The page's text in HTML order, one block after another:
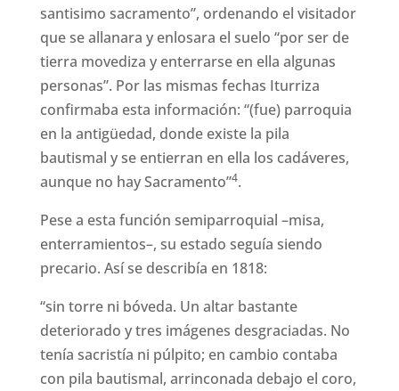
santisimo sacramento”, ordenando el visitador
que se allanara y enlosara el suelo “por ser de
tierra movediza y enterrarse en ella algunas
personas”. Por las mismas fechas Iturriza
confirmaba esta información: “(fue) parroquia
en la antigüedad, donde existe la pila
bautismal y se entierran en ella los cadáveres,
aunque no hay Sacramento”4.
Pese a esta función semiparroquial –misa,
enterramientos–, su estado seguía siendo
precario. Así se describía en 1818:
“sin torre ni bóveda. Un altar bastante
deteriorado y tres imágenes desgraciadas. No
tenía sacristía ni púlpito; en cambio contaba
con pila bautismal, arrinconada debajo el coro,